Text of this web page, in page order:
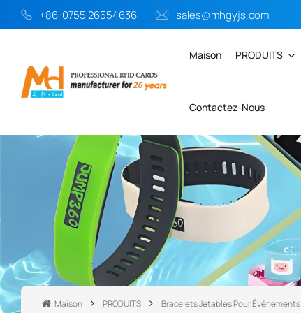
+86-0755 26554636 sales@mhgyjs.com
Maison PRODUITS
Contactez-Nous
Maison PRODUITS Bracelets Jetables Pour Événements